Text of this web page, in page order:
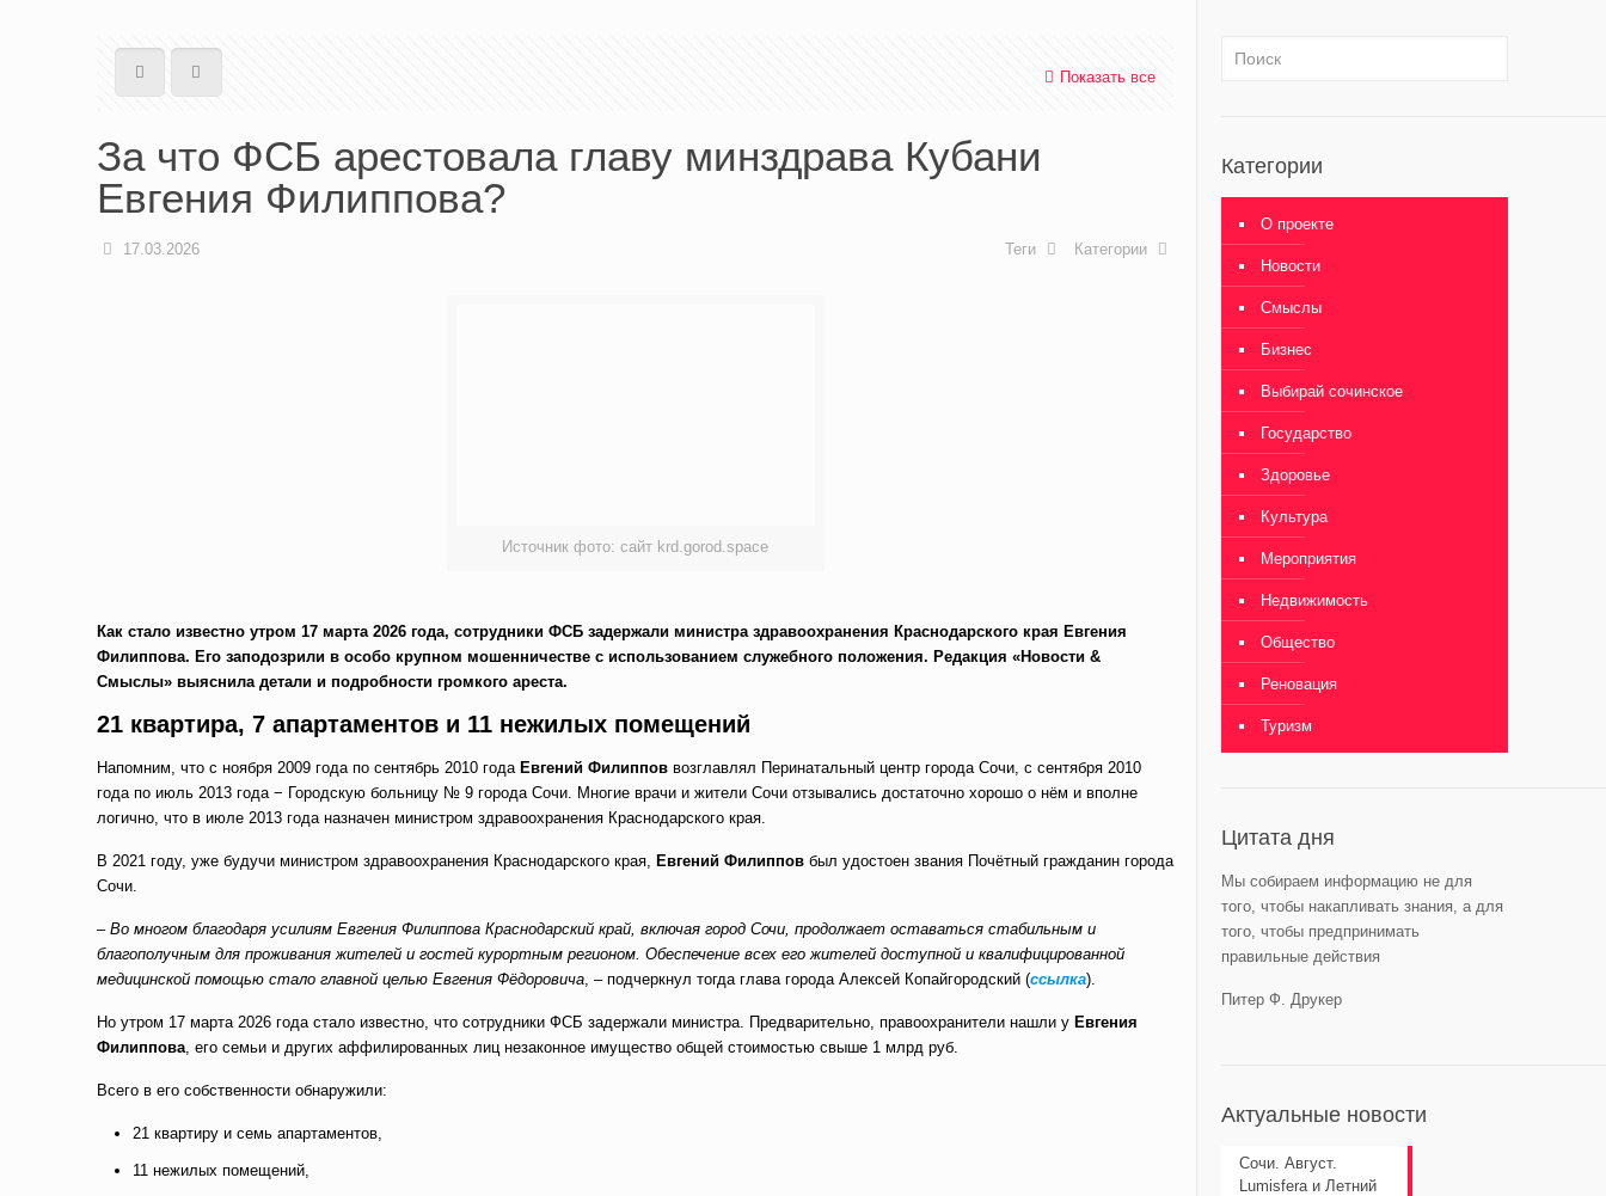
Показать все
За что ФСБ арестовала главу минздрава Кубани
Евгения Филиппова?
17.03.2026 Категории
Теги
Источник фото: сайт krd.gorod.space
Как стало известно утром 17 марта 2026 года, сотрудники ФСБ задержали министра здравоохранения Краснодарского края Евгения
Филиппова. Его заподозрили в особо крупном мошенничестве с использованием служебного положения. Редакция «Новости &
Смыслы» выяснила детали и подробности громкого ареста.
21 квартира, 7 апартаментов и 11 нежилых помещений
Напомним, что с ноября 2009 года по сентябрь 2010 года Евгений Филиппов возглавлял Перинатальный центр города Сочи, с сентября 2010
года по июль 2013 года − Городскую больницу № 9 города Сочи. Многие врачи и жители Сочи отзывались достаточно хорошо о нём и вполне
логично, что в июле 2013 года назначен министром здравоохранения Краснодарского края.
В 2021 году, уже будучи министром здравоохранения Краснодарского края, Евгений Филипповбыл удостоен звания Почётный гражданин города
Сочи.
–Во многом благодаря усилиям Евгения Филиппова Краснодарский край, включая город Сочи, продолжает оставаться стабильным и
благополучным для проживания жителей и гостей курортным регионом. Обеспечение всех его жителей доступной и квалифицированной
медицинской помощью стало главной целью Евгения Фёдоровича, – подчеркнул тогда глава города Алексей Копайгородский (ссылка).
Но утром 17 марта 2026 года стало известно, что сотрудники ФСБ задержали министра. Предварительно, правоохранители нашли у Евгения
Филиппова, его семьи и других аффилированных лиц незаконное имущество общей стоимостью свыше 1 млрд руб.
Всего в его собственности обнаружили:
21 квартиру и семь апартаментов,
11 нежилых помещений,
Категории
О проекте
Новости
Смыслы
Бизнес
Выбирай сочинское
Государство
Здоровье
Культура
Мероприятия
Недвижимость
Общество
Реновация
Туризм
Цитата дня
Мы собираем информацию не для
того, чтобы накапливать знания, а для
того, чтобы предпринимать
правильные действия
Питер Ф. Друкер
Актуальные новости
Сочи. Август.
Lumisfera и Летний